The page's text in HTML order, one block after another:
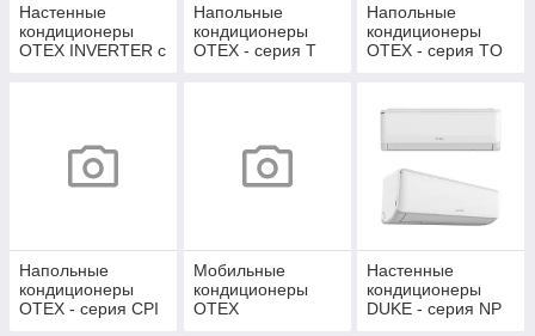
Настенные
кондиционеры
OTEX INVERTER с
Напольные
кондиционеры
OTEX - серия T
Напольные
кондиционеры
OTEX - серия TO
Напольные
кондиционеры
OTEX - серия CPI
Мобильные
кондиционеры
ОТЕХ
Настенные
кондиционеры
DUKE - серия NP